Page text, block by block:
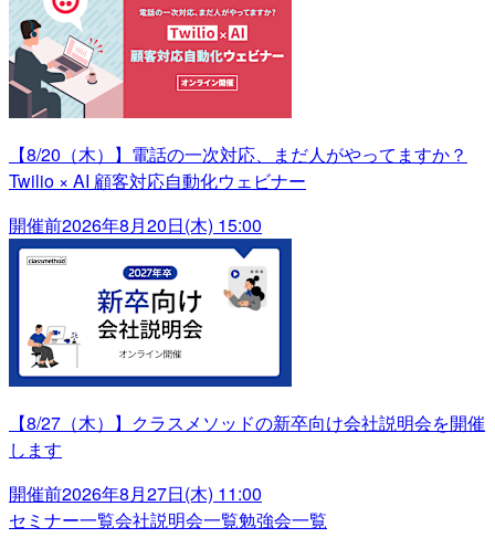
【8/20（木）】電話の一次対応、まだ人がやってますか？
Twilio × AI 顧客対応自動化ウェビナー
開催前2026年8月20日(木) 15:00
【8/27（木）】クラスメソッドの新卒向け会社説明会を開催
します
開催前2026年8月27日(木) 11:00
セミナー一覧会社説明会一覧勉強会一覧